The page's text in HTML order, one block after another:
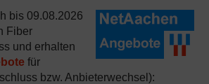
bis 09.08.2026
Fiber
und erhalten
für
bzw. Anbieterwechsel):